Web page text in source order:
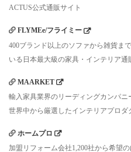
ACTUS公式通販サイト
FLYMEe/フライミー
400ブランド以上のソファから雑貨ま
いる日本最大級の家具・インテリア通
MAARKET
輸入家具業界のリーディングカンパ
世界中から厳選したインテリアプロダ
ホームプロ
加盟リフォーム会社1,200社から希望